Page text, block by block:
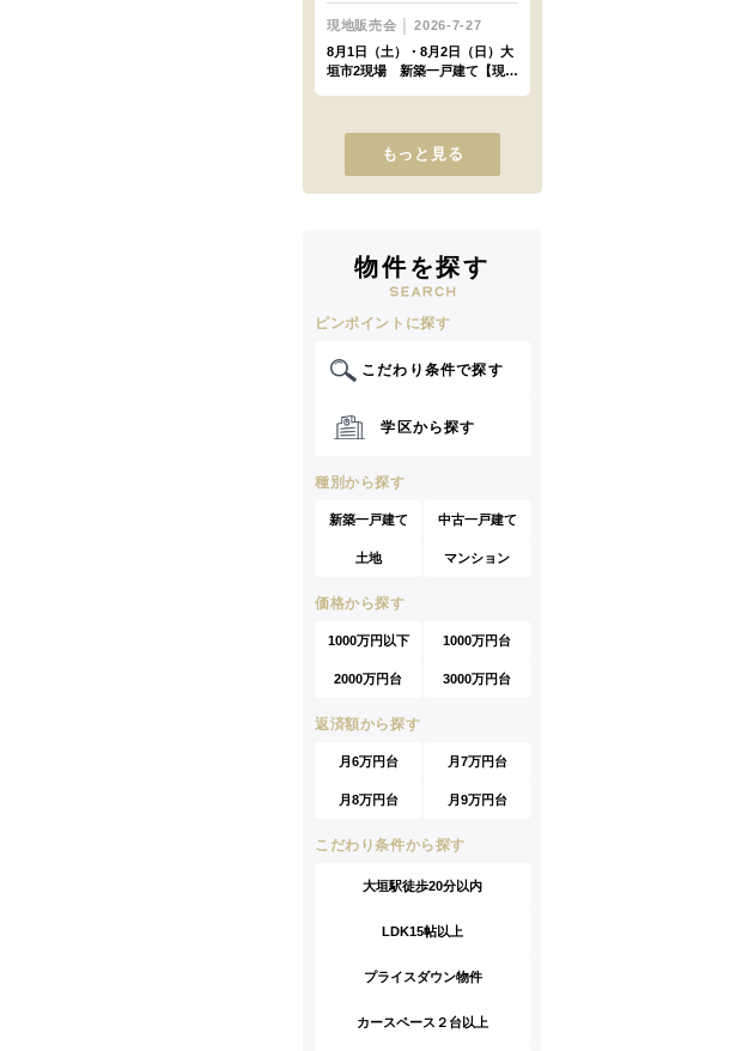
もっと見る
物件を探す
ピンポイントに探す
こだわり条件で探す
学区から探す
種別から探す
新築一戸建て 中古一戸建て
土地 マンション
価格から探す
1000万円以下 1000万円台
2000万円台 3000万円台
返済額から探す
月6万円台 月7万円台
月8万円台 月9万円台
こだわり条件から探す
大垣駅徒歩20分以内
LDK15帖以上
プライスダウン物件
カースペース２台以上